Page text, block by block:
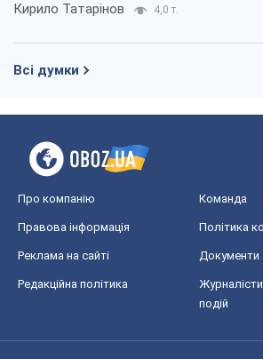
Кирило Татарінов 4,0 т.
Всі думки
Про компанію Команда
Правова інформація Політика
Реклама на сайті Документи
Редакційна політика
Журналісти
подій